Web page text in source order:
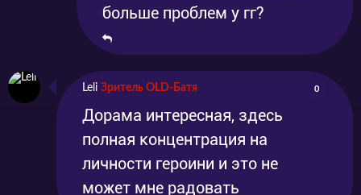
больше проблем у гг?
Leli Зритель OLD-Батя 0
Дорама интересная, здесь
полная концентрация на
личности героини и это не
может мне радовать